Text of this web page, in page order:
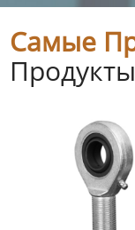
Самые
Продукты